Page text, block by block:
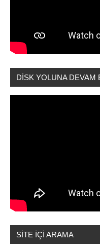
DİSK YOLUNA DEVAM
SİTE İÇİ ARAMA